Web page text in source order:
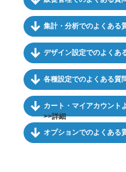
集計・分析でのよくある
デザイン設定でのよくあ
各種設定でのよくある質
カート・マイアカウント
>>詳細
オプションでのよくある